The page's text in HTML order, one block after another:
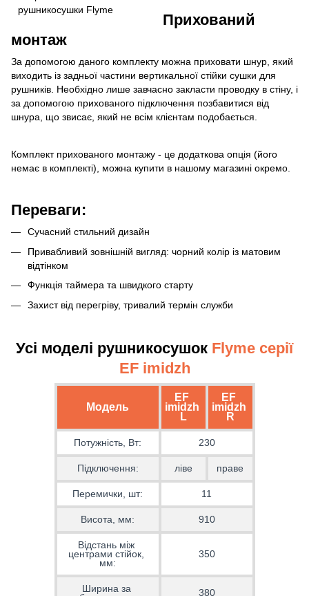
Прихований
монтаж
За допомогою даного комплекту можна приховати шнур, який
виходить із задньої частини вертикальної стійки сушки для
рушників. Необхідно лише завчасно закласти проводку в стіну, і
за допомогою прихованого підключення позбавитися від
шнура, що звисає, який не всім клієнтам подобається.
Комплект прихованого монтажу - це додаткова опція (його
немає в комплекті), можна купити в нашому магазині окремо.
Переваги:
Сучасний стильний дизайн
Привабливий зовнішній вигляд: чорний колір із матовим
відтінком
Функція таймера та швидкого старту
Захист від перегріву, тривалий термін служби
Усі моделі рушникосушок Flyme серії
EF imidzh
Модель
EF
imidzh
L
EF
imidzh
R
Потужність, Вт: 230
Підключення: ліве праве
Перемички, шт: 11
Висота, мм: 910
Відстань між
центрами стійок,
мм:
350
Ширина за
380